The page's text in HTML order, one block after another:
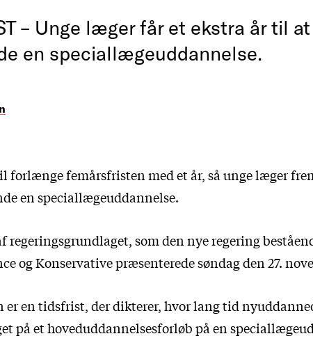
– Unge læger får et ekstra år til at
en speciallægeuddannelse.
forlænge femårsfristen med et år, så unge læger
en speciallægeuddannelse.
regeringsgrundlaget, som den nye regering
og Konservative præsenterede søndag den 27.
er en tidsfrist, der dikterer, hvor lang tid
på et hoveduddannelsesforløb på en